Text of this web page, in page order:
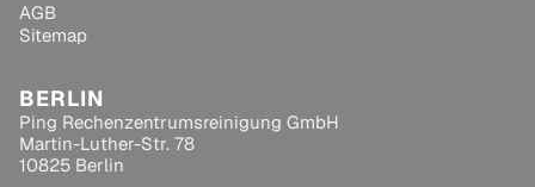
AGB
Sitemap
BERLIN
Ping Rechenzentrumsreinigung GmbH
Martin-Luther-Str. 78
10825 Berlin